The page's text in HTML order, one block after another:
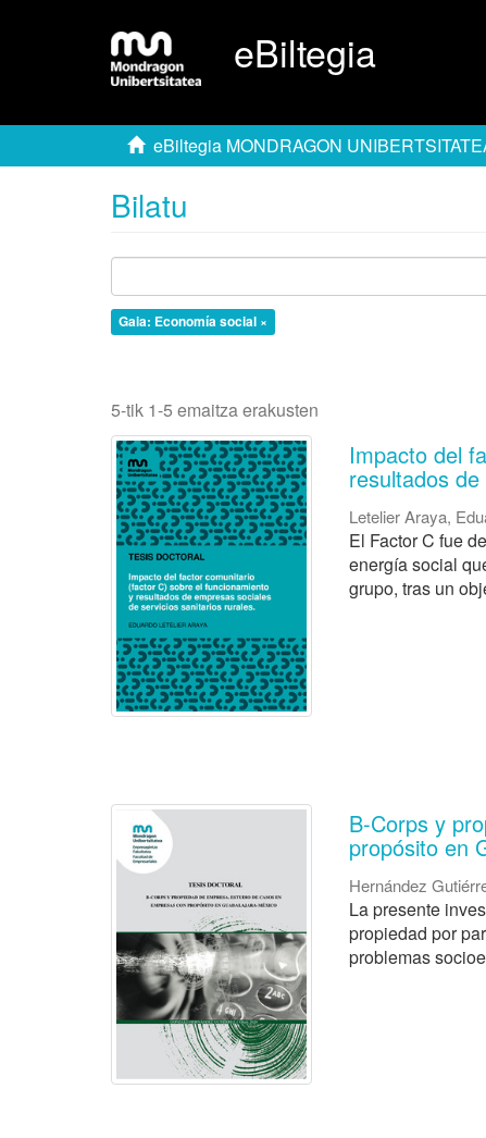
eBiltegia
eBiltegia MONDRAGON
Bilatu
Gaia: Economía social ×
5-tik 1-5 emaitza erakusten
Impacto del
resultados
Letelier Araya,
El Factor C fue
energía social
grupo, tras un
B-Corps y
propósito en
Hernández
La presente
propiedad por
problemas